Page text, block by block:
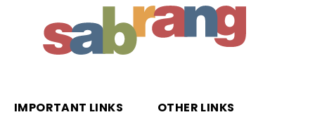
IMPORTANT LINKS OTHER LINKS